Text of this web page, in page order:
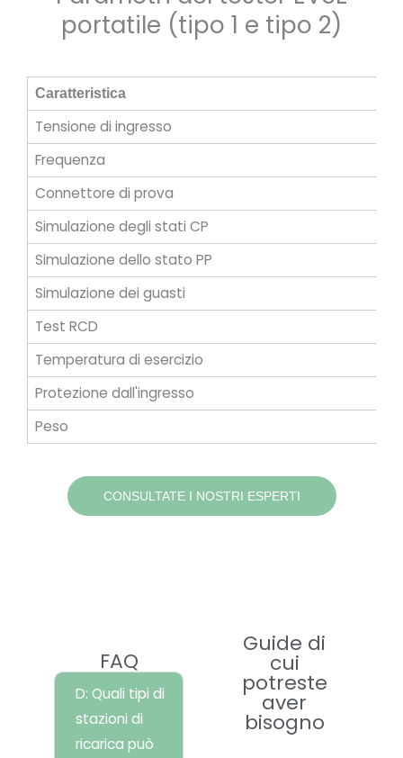
portatile (tipo 1 e tipo 2)
Caratteristica
Tensione di ingresso
Frequenza
Connettore di prova
Simulazione degli stati CP
Simulazione dello stato PP
Simulazione dei guasti
Test RCD
Temperatura di esercizio
Protezione dall'ingresso
Peso
CONSULTATE I NOSTRI ESPERTI
FAQ
D: Quali tipi di
stazioni di
ricarica può
Guide di
cui
potreste
aver
bisogno